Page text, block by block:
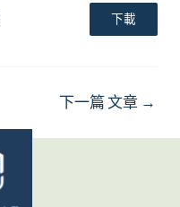
下載
下一篇 文章 →